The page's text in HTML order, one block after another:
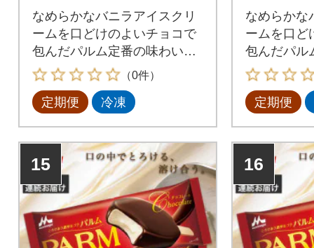
なめらかなバニラアイスクリ
ームを口どけのよいチョコで
包んだパルム定番の味わいで
す。
（0件）
定期便 冷凍
なめらかな
ームを口ど
包んだパル
す。
定期便
15 16